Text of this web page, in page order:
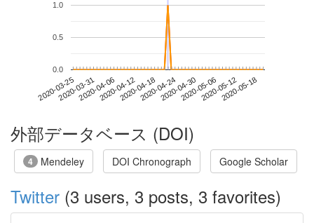
2020-03-252020-03-312020-04-062020-04-122020-04-182020-04-242020-04-302020-05-062020-05-122020-05-18
0.0
0.5
1.0
外部データベース (DOI)
4 Mendeley DOI Chronograph Google Scholar
Twitter (3 users, 3 posts, 3 favorites)